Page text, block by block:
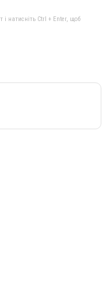
і натисніть Ctrl + Enter, щоб